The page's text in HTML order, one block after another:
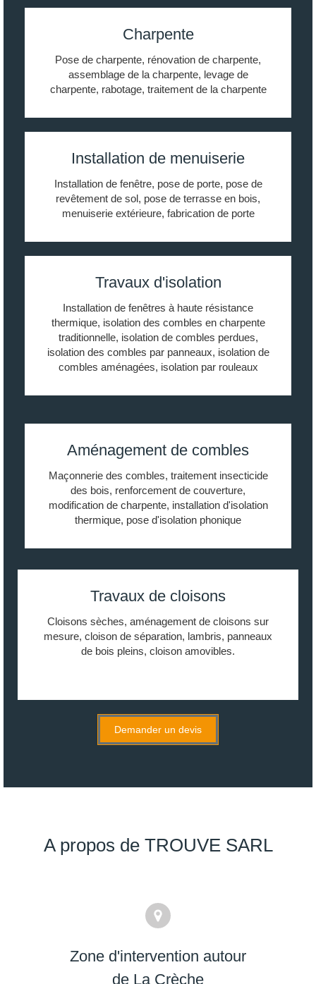
Charpente
Pose de charpente, rénovation de charpente,
assemblage de la charpente, levage de
charpente, rabotage, traitement de la charpente
Installation de menuiserie
Installation de fenêtre, pose de porte, pose de
revêtement de sol, pose de terrasse en bois,
menuiserie extérieure, fabrication de porte
Travaux d'isolation
Installation de fenêtres à haute résistance
thermique, isolation des combles en charpente
traditionnelle, isolation de combles perdues,
isolation des combles par panneaux, isolation de
combles aménagées, isolation par rouleaux
Aménagement de combles
Maçonnerie des combles, traitement insecticide
des bois, renforcement de couverture,
modification de charpente, installation d'isolation
thermique, pose d'isolation phonique
Travaux de cloisons
Cloisons sèches, aménagement de cloisons sur
mesure, cloison de séparation, lambris, panneaux
de bois pleins, cloison amovibles.
Demander un devis
A propos de TROUVE SARL
Zone d'intervention autour
de La Crèche